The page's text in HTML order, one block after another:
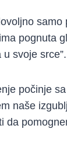
samo
pognuta
u svoje srce”.
počinje
naše
da